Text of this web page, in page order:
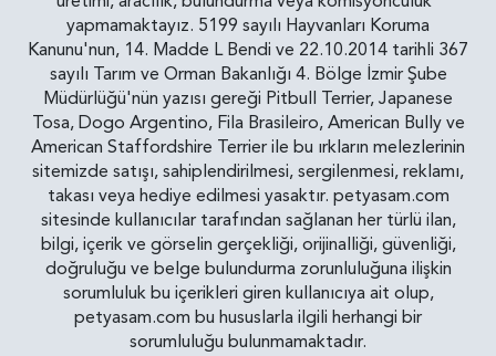
yapmamaktayız. 5199 sayılı Hayvanları Koruma
Kanunu'nun, 14. Madde L Bendi ve 22.10.2014 tarihli 367
sayılı Tarım ve Orman Bakanlığı 4. Bölge İzmir Şube
Müdürlüğü'nün yazısı gereği Pitbull Terrier, Japanese
Tosa, Dogo Argentino, Fila Brasileiro, American Bully ve
American Staffordshire Terrier ile bu ırkların melezlerinin
sitemizde satışı, sahiplendirilmesi, sergilenmesi, reklamı,
takası veya hediye edilmesi yasaktır. petyasam.com
sitesinde kullanıcılar tarafından sağlanan her türlü ilan,
bilgi, içerik ve görselin gerçekliği, orijinalliği, güvenliği,
doğruluğu ve belge bulundurma zorunluluğuna ilişkin
sorumluluk bu içerikleri giren kullanıcıya ait olup,
petyasam.com bu hususlarla ilgili herhangi bir
sorumluluğu bulunmamaktadır.